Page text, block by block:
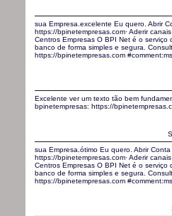
sua Empresa.excelente Eu quero. Abrir
https://bpinetempresas.com· Aderir
Centros Empresas O BPI Net é o
banco de forma simples e segura.
https://bpinetempresas.com
Excelente ver um texto tão bem
bpinetempresas: https://
sua Empresa.ótimo Eu quero. Abrir
https://bpinetempresas.com· Aderir
Centros Empresas O BPI Net é o
banco de forma simples e segura.
https://bpinetempresas.com